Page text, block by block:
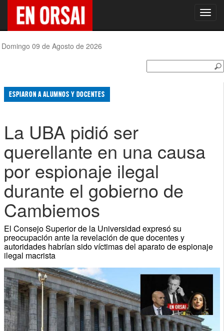
Domingo 09 de Agosto de 2026
ESPIARON A ALUMNOS Y DOCENTES
La UBA pidió ser
querellante en una causa
por espionaje ilegal
durante el gobierno de
Cambiemos
El Consejo Superior de la Universidad expresó su
preocupación ante la revelación de que docentes y
autoridades habrían sido víctimas del aparato de espionaje
ilegal macrista